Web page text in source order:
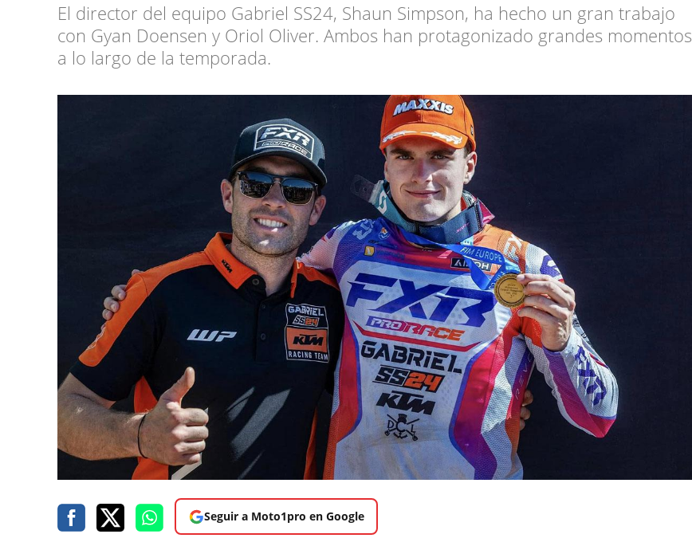
El director del equipo Gabriel SS24, Shaun Simpson, ha hecho un gran trabajo
con Gyan Doensen y Oriol Oliver. Ambos han protagonizado grandes momentos
a lo largo de la temporada.
Seguir a Moto1pro en Google